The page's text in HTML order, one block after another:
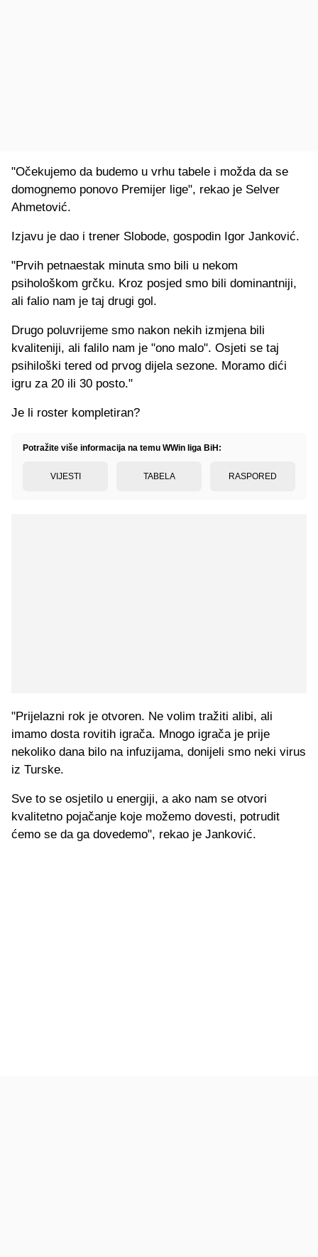
"Očekujemo da budemo u vrhu tabele i možda da se
domognemo ponovo Premijer lige", rekao je Selver
Ahmetović.
Izjavu je dao i trener Slobode, gospodin Igor Janković.
"Prvih petnaestak minuta smo bili u nekom
psihološkom grčku. Kroz posjed smo bili dominantniji,
ali falio nam je taj drugi gol.
Drugo poluvrijeme smo nakon nekih izmjena bili
kvaliteniji, ali falilo nam je "ono malo". Osjeti se taj
psihiloški tered od prvog dijela sezone. Moramo dići
igru za 20 ili 30 posto."
Je li roster kompletiran?
Potražite više informacija na temu WWin liga BiH:
VIJESTI TABELA RASPORED
"Prijelazni rok je otvoren. Ne volim tražiti alibi, ali
imamo dosta rovitih igrača. Mnogo igrača je prije
nekoliko dana bilo na infuzijama, donijeli smo neki virus
iz Turske.
Sve to se osjetilo u energiji, a ako nam se otvori
kvalitetno pojačanje koje možemo dovesti, potrudit
ćemo se da ga dovedemo", rekao je Janković.